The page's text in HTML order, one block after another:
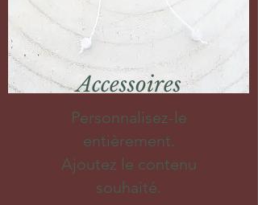
Accessoires
Personnalisez-le
entièrement.
Ajoutez le contenu
souhaité.